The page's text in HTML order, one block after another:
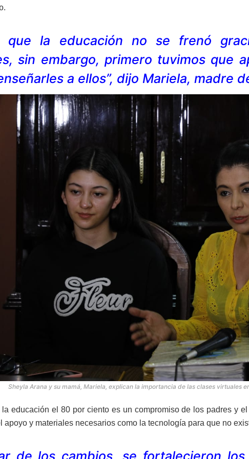
que la educación no se frenó
sin embargo, primero tuvimos que
a ellos”, dijo Mariela, madre
Sheyla Arana y su mamá, Mariela, explican la importancia de las clases virtuales
educación el 80 por ciento es un compromiso de los padres y
apoyo y materiales necesarios como la tecnología para que no